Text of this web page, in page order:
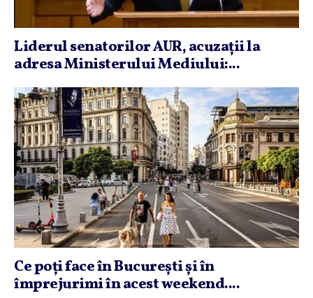
Liderul senatorilor AUR, acuzaţii la
adresa Ministerului Mediului:...
Ce poţi face în Bucureşti şi în
împrejurimi în acest weekend....